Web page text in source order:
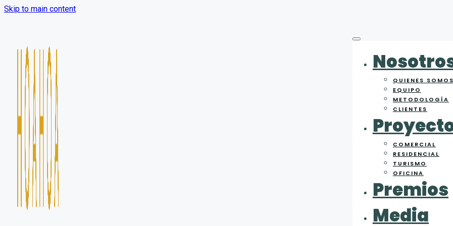
Skip to main content
QUIENES
EQUIPO
METODOLOGÍA
CLIENTES
COMERCIAL
RESIDENCIAL
TURISMO
OFICINA
Premios
Media